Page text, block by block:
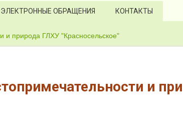
ЭЛЕКТРОННЫЕ ОБРАЩЕНИЯ КОНТАКТЫ
и природа ГЛХУ "Красносельское"
и